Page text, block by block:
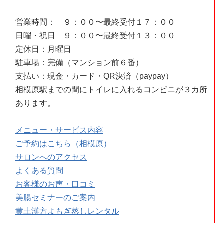
営業時間： ９：００〜最終受付１７：００
日曜・祝日 ９：００〜最終受付１３：００
定休日：月曜日
駐車場：完備（マンション前６番）
支払い：現金・カード・QR決済（paypay）
相模原駅までの間にトイレに入れるコンビニが３カ所
あります。
メニュー・サービス内容
ご予約はこちら（相模原）
サロンへのアクセス
よくある質問
お客様のお声・口コミ
美腸セミナーのご案内
黄土漢方よもぎ蒸しレンタル